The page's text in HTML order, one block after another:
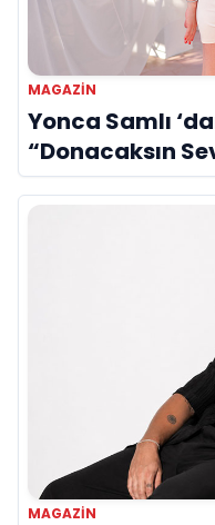
MAGAZIN
Yonca Samlı
“Donacaksın
MAGAZIN